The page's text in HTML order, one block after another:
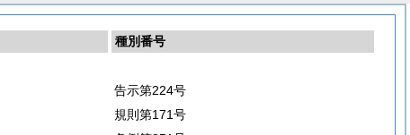
種別番号
告示第224号
規則第171号